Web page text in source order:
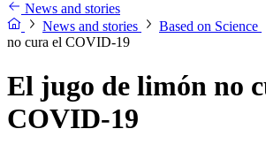
News and stories
News and stories
Based on Science
no cura el COVID-19
El jugo de limón no
COVID-19